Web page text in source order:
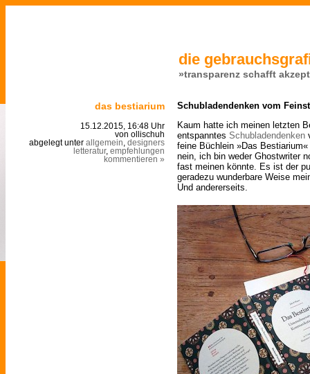
die
»transparenz schafft
das bestiarium
15.12.2015, 16:48 Uhr
von ollischuh
abgelegt unter allgemein designers
letteratur, empfehlungen
kommentieren »
Schubladendenken vom
Kaum hatte ich meinen letzten
entspanntes Schubladendenken
feine Büchlein »Das
nein, ich bin weder Ghostwriter
fast meinen könnte. Es ist der
geradezu wunderbare Weise
Und andererseits.